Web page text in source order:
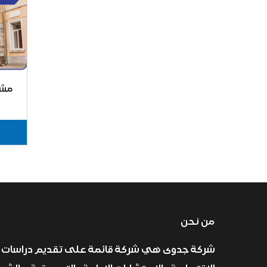
من نحن
شركة جدوى هي شركة قائمة على تقديم دراسات